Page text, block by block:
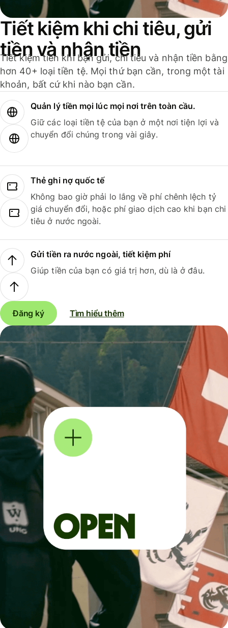
Tiết kiệm khi chi tiêu, gửi
tiền và nhận tiền
Tiết kiệm tiền khi bạn gửi, chi tiêu và nhận tiền bằng
hơn 40+ loại tiền tệ. Mọi thứ bạn cần, trong một tài
khoản, bất cứ khi nào bạn cần.
Quản lý tiền mọi lúc mọi nơi trên toàn cầu.
Giữ các loại tiền tệ của bạn ở một nơi tiện lợi và
chuyển đổi chúng trong vài giây.
Thẻ ghi nợ quốc tế
Không bao giờ phải lo lắng về phí chênh lệch tỷ
giá chuyển đổi, hoặc phí giao dịch cao khi bạn chi
tiêu ở nước ngoài.
Gửi tiền ra nước ngoài, tiết kiệm phí
Giúp tiền của bạn có giá trị hơn, dù là ở đâu.
Đăng ký Tìm hiểu thêm